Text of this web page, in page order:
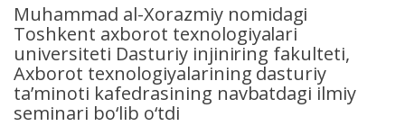
Muhammad al-Xorazmiy nomidagi
Toshkent axborot texnologiyalari
universiteti Dasturiy injiniring fakulteti,
Axborot texnologiyalarining dasturiy
ta’minoti kafedrasining navbatdagi ilmiy
seminari bo‘lib o‘tdi